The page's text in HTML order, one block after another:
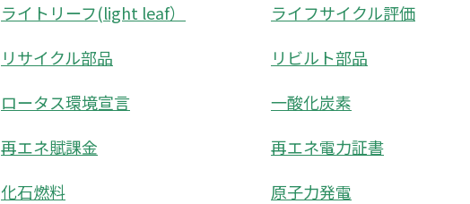
ライトリーフ(light leaf）
ライフサイクル評価
リサイクル部品
リビルト部品
ロータス環境宣言
一酸化炭素
再エネ賦課金
再エネ電力証書
化石燃料
原子力発電